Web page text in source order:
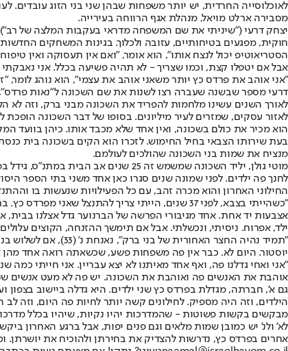
לאוכלוסייה החרדית, יש יותר משפחות שבהן שני בני הזוג עובדים.
מסבירה ארלט מויאל, מנהלת אגף הרווחה בעירייה.
יצחק דרעי ("שיניתי את שם המשפחה מדראי בעקבות המלצה של רב"),
חוקית, מפגעים בטיחותיים, עזובה ולכלוך. בגינות המשחקים
הסטריאוטיפ יכול לנצח אותו", הוא אומר, "ואם אין תעסוקה ואין
אבל אם יטפלו קצת, וכמו שצריך - לא תהיה פשיעה בכלל. אני
"אני אוהב את פרדס כץ יותר משאני אוהב את עצמי", הוא נוהג לומר,
דרעי מספר שבשנה שעברה רצו לשנות את שם השכונה ל"נאות פרדס",
לאורך השנים עשינו מלחמות להפריד את השכונה מבני ברק, וזה לא
לאזור עסקים, שמזרים לעיר מיליונים. בסופו של דבר השכונה הופכת
הוא מכיר את כולם בשכונה, ואין אחד שלא מכבד אותו. כיהן בוועד
בעת שירותו הצבאי בחיל החימוש. לזכרו הוא הקים בשכונה בית
מנציח את שמות בני השכונה שהולכים לעולמם.
מוטי גולן, יליד השכונה שמשמש זה
לחנך פה ילדים. לפני שמונה שנים סגרו כאן אחד משני בתי הספר
החילוני האחרון והוא מכרה זהב, עם כל הפעילויות שנעשות בו
"כשהייתי בצבא, לפני 37 שנים, הייתי צריך
אצבעות יד אחת. אחד מגיבורי הפרשה של הברנוער גדל אצלנו בבית,
ילד, אפרוח. ניסיתי, ונכשלתי. אבל אם תימשך ההזנחה, הקוצים
"תמיד נהיה החצר
יוסטור. היום לא. כבר אין פה משפחות פשע, שכשאתה רואה אחד
"אני ואחי גדלנו פה, ואף אחד מאיתנו לא יצא עבריין. אני חייתי
אוהבת את האנשים פה ואוהבת את השכונה. יש פה לא מעט אנשים
גם א', חברתה, מגדלת בפרדס כץ שני ילדים. היא גדלה ביישוב
הילדים, וזה היה מספיק. לחילונים קשה יותר לחיות פה היום, וזה
מבקשים בקשות פשוטות - שהמדרכות יהיו נקיות, שיהיו בכלל
לא' ולנ' יש כמובן שמות מלאים וגם פנים יפות, אבל ברגע האחרון
אחרים בפרדס כץ, נדרשות להצדיק את בחירתן ולהוכיח את יושרתן.